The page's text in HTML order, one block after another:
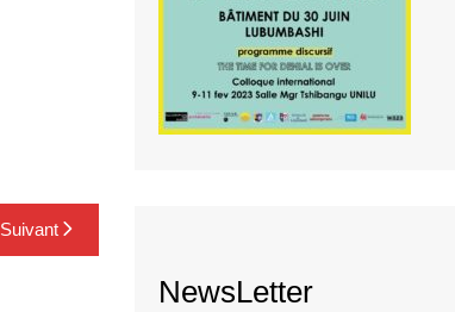
Suivant
NewsLetter